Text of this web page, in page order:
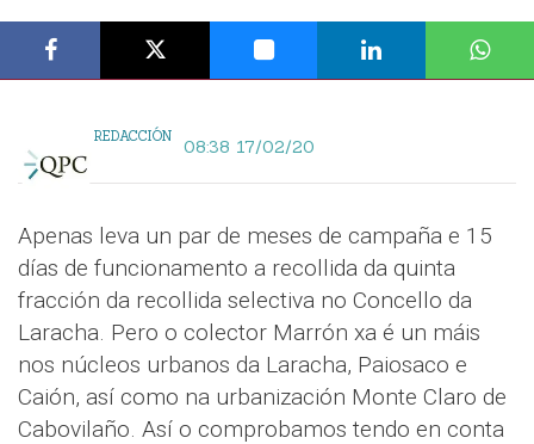
REDACCIÓN 08:38 17/02/20
Apenas leva un par de meses de campaña e 15
días de funcionamento a recollida da quinta
fracción da recollida selectiva no Concello da
Laracha. Pero o colector Marrón xa é un máis
nos núcleos urbanos da Laracha, Paiosaco e
Caión, así como na urbanización Monte Claro de
Cabovilaño. Así o comprobamos tendo en conta